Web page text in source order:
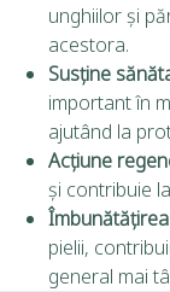
unghiilor și
acestora.
Susține
important în
ajutând la
Acțiune
și contribuie
pielii,
general mai